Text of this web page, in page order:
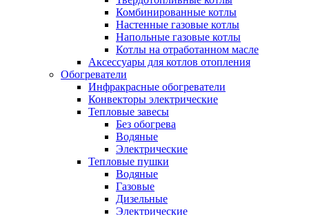
Комбинированные котлы
Настенные газовые котлы
Напольные газовые котлы
Котлы на отработанном масле
Аксессуары для котлов отопления
Обогреватели
Инфракрасные обогреватели
Конвекторы электрические
Тепловые завесы
Без обогрева
Водяные
Электрические
Тепловые пушки
Водяные
Газовые
Дизельные
Электрические